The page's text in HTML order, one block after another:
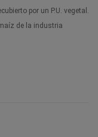
por un P.U. vegetal.
de la industria